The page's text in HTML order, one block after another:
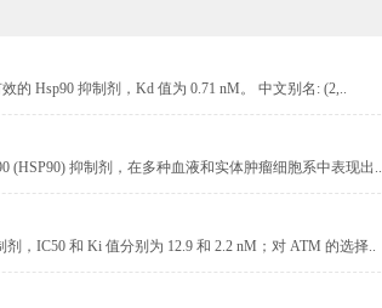
的 Hsp90 抑制剂，Kd 值为 0.71 nM。 中文别名: (2,..
(HSP90) 抑制剂，在多种血液和实体肿瘤细胞系中表现出..
，IC50 和 Ki 值分别为 12.9 和 2.2 nM；对 ATM 的选择..